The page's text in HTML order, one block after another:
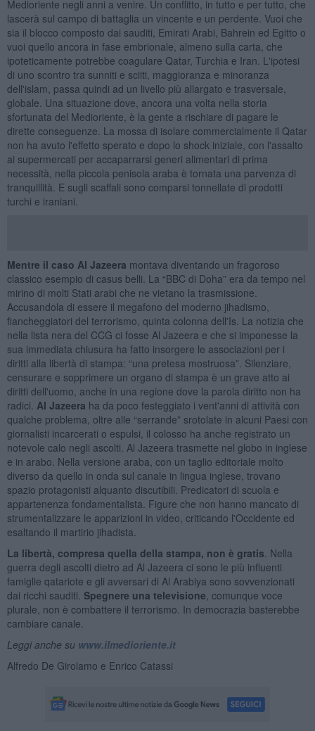
Medioriente negli anni a venire. Un conflitto, in tutto e per tutto, che
lascerà sul campo di battaglia un vincente e un perdente. Vuoi che
sia il blocco composto dai sauditi, Emirati Arabi, Bahrein ed Egitto o
vuoi quello ancora in fase embrionale, almeno sulla carta, che
ipoteticamente potrebbe coagulare Qatar, Turchia e Iran. L'ipotesi
di uno scontro tra sunniti e sciiti, maggioranza e minoranza
dell'islam, passa quindi ad un livello più allargato e trasversale,
globale. Una situazione dove, ancora una volta nella storia
sfortunata del Medioriente, è la gente a rischiare di pagare le
dirette conseguenze. La mossa di isolare commercialmente il Qatar
non ha avuto l'effetto sperato e dopo lo shock iniziale, con l'assalto
ai supermercati per accaparrarsi generi alimentari di prima
necessità, nella piccola penisola araba è tornata una parvenza di
tranquillità. E sugli scaffali sono comparsi tonnellate di prodotti
turchi e iraniani.
Mentre il caso Al Jazeera montava diventando un fragoroso
classico esempio di casus belli. La “BBC di Doha” era da tempo nel
mirino di molti Stati arabi che ne vietano la trasmissione.
Accusandola di essere il megafono del moderno jihadismo,
fiancheggiatori del terrorismo, quinta colonna dell'Is. La notizia che
nella lista nera del CCG ci fosse Al Jazeera e che si imponesse la
sua immediata chiusura ha fatto insorgere le associazioni per i
diritti alla libertà di stampa: “una pretesa mostruosa”. Silenziare,
censurare e sopprimere un organo di stampa è un grave atto ai
diritti dell'uomo, anche in una regione dove la parola diritto non ha
radici. Al Jazeera ha da poco festeggiato i vent'anni di attività con
qualche problema, oltre alle “serrande” srotolate in alcuni Paesi con
giornalisti incarcerati o espulsi, il colosso ha anche registrato un
notevole calo negli ascolti. Al Jazeera trasmette nel globo in inglese
e in arabo. Nella versione araba, con un taglio editoriale molto
diverso da quello in onda sul canale in lingua inglese, trovano
spazio protagonisti alquanto discutibili. Predicatori di scuola e
appartenenza fondamentalista. Figure che non hanno mancato di
strumentalizzare le apparizioni in video, criticando l'Occidente ed
esaltando il martirio jihadista.
La libertà, compresa quella della stampa, non è gratis . Nella
guerra degli ascolti dietro ad Al Jazeera ci sono le più influenti
famiglie qatariote e gli avversari di Al Arabiya sono sovvenzionati
dai ricchi sauditi. Spegnere una televisione , comunque voce
plurale, non è combattere il terrorismo. In democrazia basterebbe
cambiare canale.
Leggi anche su www.ilmedioriente.it
Alfredo De Girolamo e Enrico Catassi